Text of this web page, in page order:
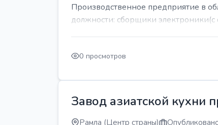
Производственное предприятие в
должности: сборщики
0 просмотров
Завод азиатской кухни
Рамла (Центр страны)